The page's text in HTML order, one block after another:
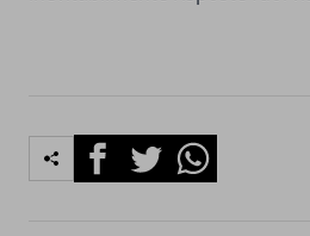
FacebookTwitterWhatsapp